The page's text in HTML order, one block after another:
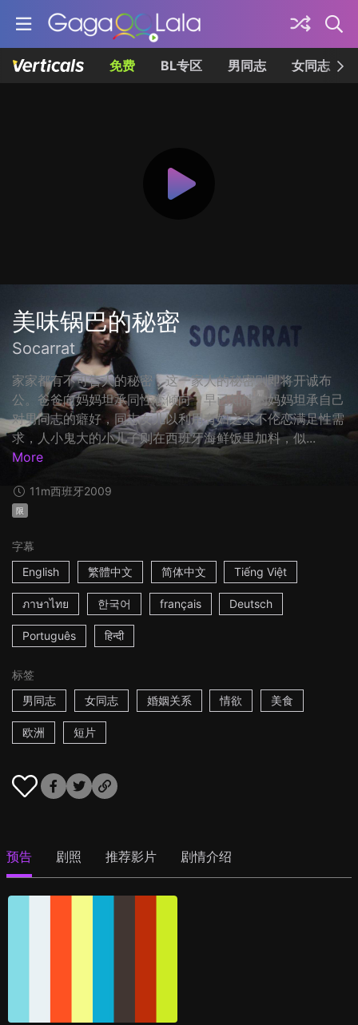
免费 BL专区 男同志 女同志
美味锅巴的秘密
Socarrat
家家都有不可告人的秘密，这一家人的秘密则即将开诚布
公。爸爸向妈妈坦承同性恋倾向，早已知情的妈妈坦承自己
对男同志的癖好，同志女儿以利用有妇之夫不伦恋满足性需
求，人小鬼大的小儿子则在西班牙海鲜饭里加料，似...
More
11m西班牙2009
限
字幕
English
繁體中文 简体中文 Tiếng Việt
ภาษาไทย 한국어 français Deutsch
Português हिन्दी
标签
男同志
女同志 婚姻关系 情欲 美食
欧洲 短片
预告 剧照 推荐影片 剧情介绍